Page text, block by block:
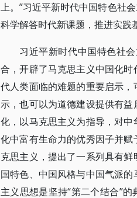
上。”习近平新时代中国特色社
科学解答时代新课题，推进实践
习近平新时代中国特色社
合，开辟了马克思主义中国化
代人类面临的难题的重要启示
示，也可以为道德建设提供有
化，以马克思主义为指导，对
化中富有生命力的优秀因子并
克思主义，提出了一系列具有
国特色、中国风格与中国气派
主义思想是坚持“第二个结合”